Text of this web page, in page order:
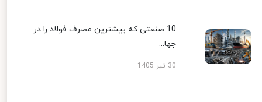
10 صنعتی که بیشترین مصرف فولاد را در
جها...
30 تیر 1405